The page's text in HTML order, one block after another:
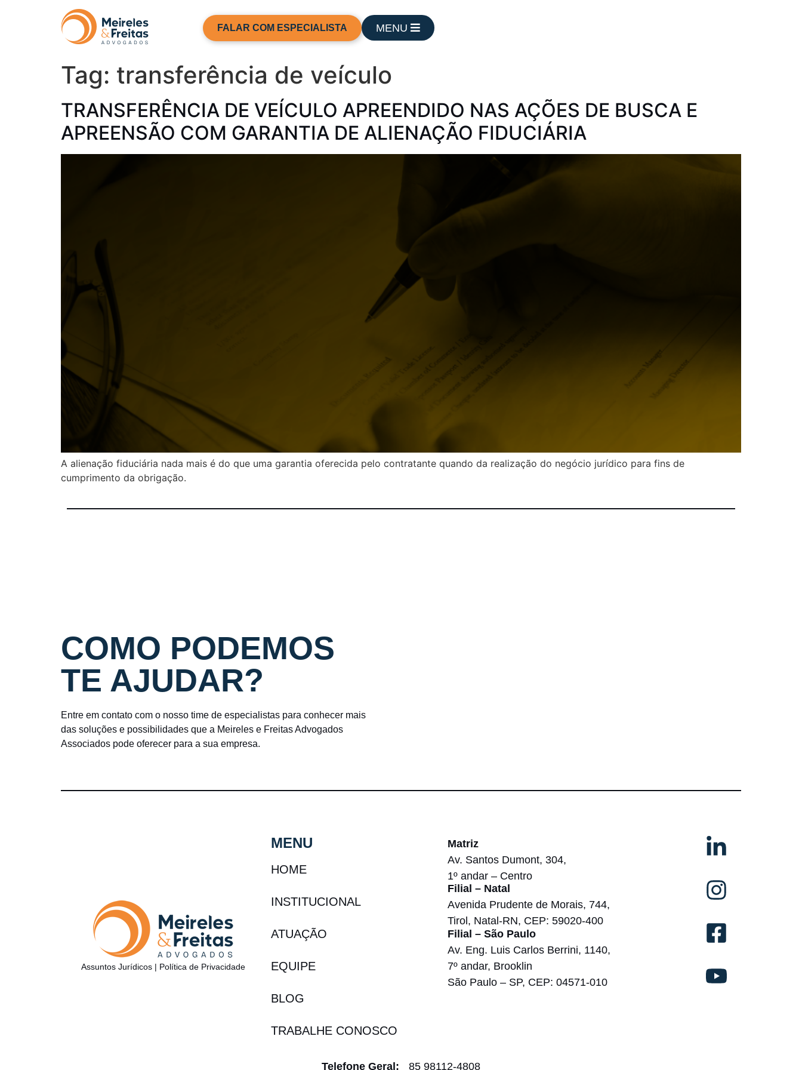
FALAR COM ESPECIALISTA MENU
Tag: transferência de veículo
TRANSFERÊNCIA DE VEÍCULO APREENDIDO NAS AÇÕES DE BUSCA E
APREENSÃO COM GARANTIA DE ALIENAÇÃO FIDUCIÁRIA
A alienação fiduciária nada mais é do que uma garantia oferecida pelo contratante quando da realização do negócio jurídico para fins de
cumprimento da obrigação.
COMO PODEMOS
TE AJUDAR?
Entre em contato com o nosso time de especialistas para conhecer mais
das soluções e possibilidades que a Meireles e Freitas Advogados
Associados pode oferecer para a sua empresa.
Assuntos Jurídicos | Política de Privacidade
MENU
HOME
INSTITUCIONAL
ATUAÇÃO
EQUIPE
BLOG
TRABALHE CONOSCO
Matriz
Av. Santos Dumont, 304,
1º andar – Centro
Filial – Natal
Avenida Prudente de Morais, 744,
Tirol, Natal-RN, CEP: 59020-400
Filial – São Paulo
Av. Eng. Luis Carlos Berrini, 1140,
7º andar, Brooklin
São Paulo – SP, CEP: 04571-010
Telefone Geral: 85 98112-4808